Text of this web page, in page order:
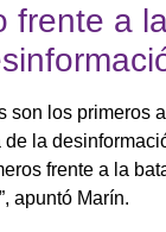
frente a
son los primeros
la
frente a la
apuntó Marín.